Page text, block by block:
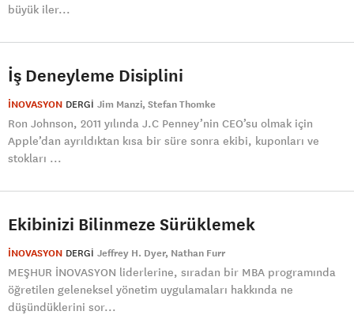
büyük iler...
İş Deneyleme Disiplini
İNOVASYON DERGI Jim Manzi Stefan Thomke
Ron Johnson, 2011 yılında J.C Penney’nin CEO’su olmak için
Apple’dan ayrıldıktan kısa bir süre sonra ekibi, kuponları ve
stokları ...
Ekibinizi Bilinmeze Sürüklemek
İNOVASYON DERGI Jeffrey H. Dyer Nathan Furr
MEŞHUR İNOVASYON liderlerine, sıradan bir MBA programında
öğretilen geleneksel yönetim uygulamaları hakkında ne
düşündüklerini sor...